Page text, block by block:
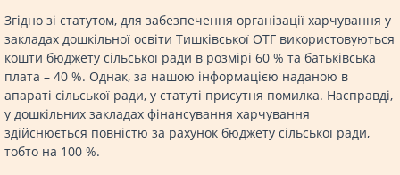
Згідно зі статутом, для забезпечення організації харчування у
закладах дошкільної освіти Тишківської ОТГ використовуються
кошти бюджету сільської ради в розмірі 60 % та батьківська
плата – 40 %. Однак, за нашою інформацією наданою в
апараті сільської ради, у статуті присутня помилка. Насправді,
у дошкільних закладах фінансування харчування
здійснюється повністю за рахунок бюджету сільської ради,
тобто на 100 %.